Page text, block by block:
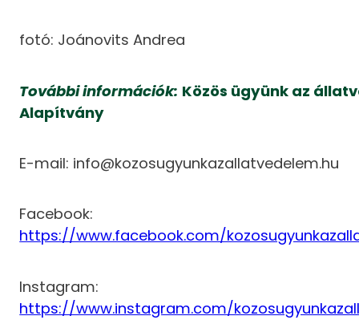
fotó: Joánovits Andrea
További információk: Közös ügyünk az
Alapítvány
E-mail: info@kozosugyunkazallatvedelem.hu
Facebook:
https://www.facebook.com/
Instagram:
https://www.instagram.com/